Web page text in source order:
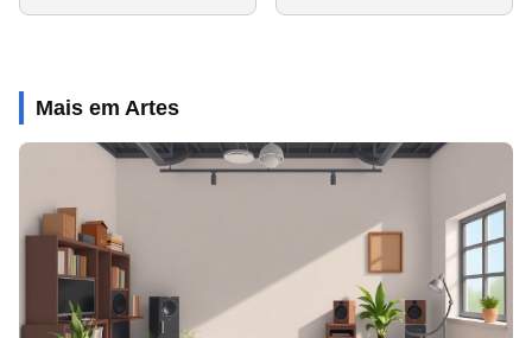
Mais em Artes